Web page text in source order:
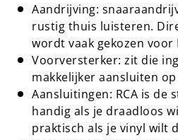
Aandrijving:
rustig thuis luisteren.
wordt vaak gekozen voor
Voorversterker: zit die
makkelijker aansluiten
Aansluitingen: RCA is de
handig als je draadloos
praktisch als je vinyl wilt